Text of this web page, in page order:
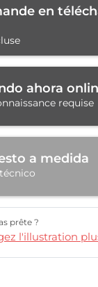
en
ahora
requise
a medida
prête ?
l'illustration